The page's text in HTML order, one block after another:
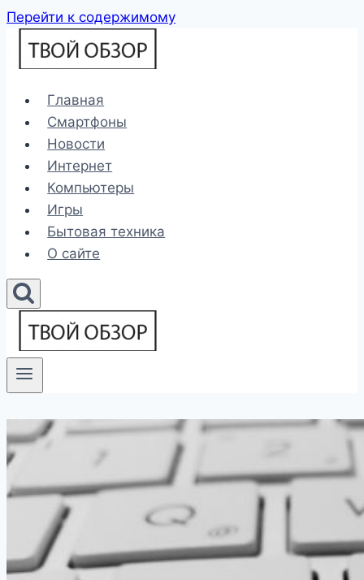
Перейти к содержимому
Главная
Смартфоны
Новости
Интернет
Компьютеры
Игры
Бытовая техника
О сайте